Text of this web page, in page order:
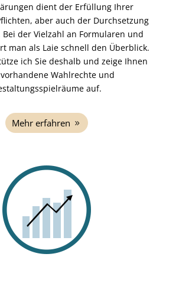
dient der Erfüllung Ihrer
aber auch der Durchsetzung
Bei der Vielzahl an Formularen und
man als Laie schnell den Überblick.
ich Sie deshalb und zeige Ihnen
Wahlrechte und
auf.
Mehr erfahren